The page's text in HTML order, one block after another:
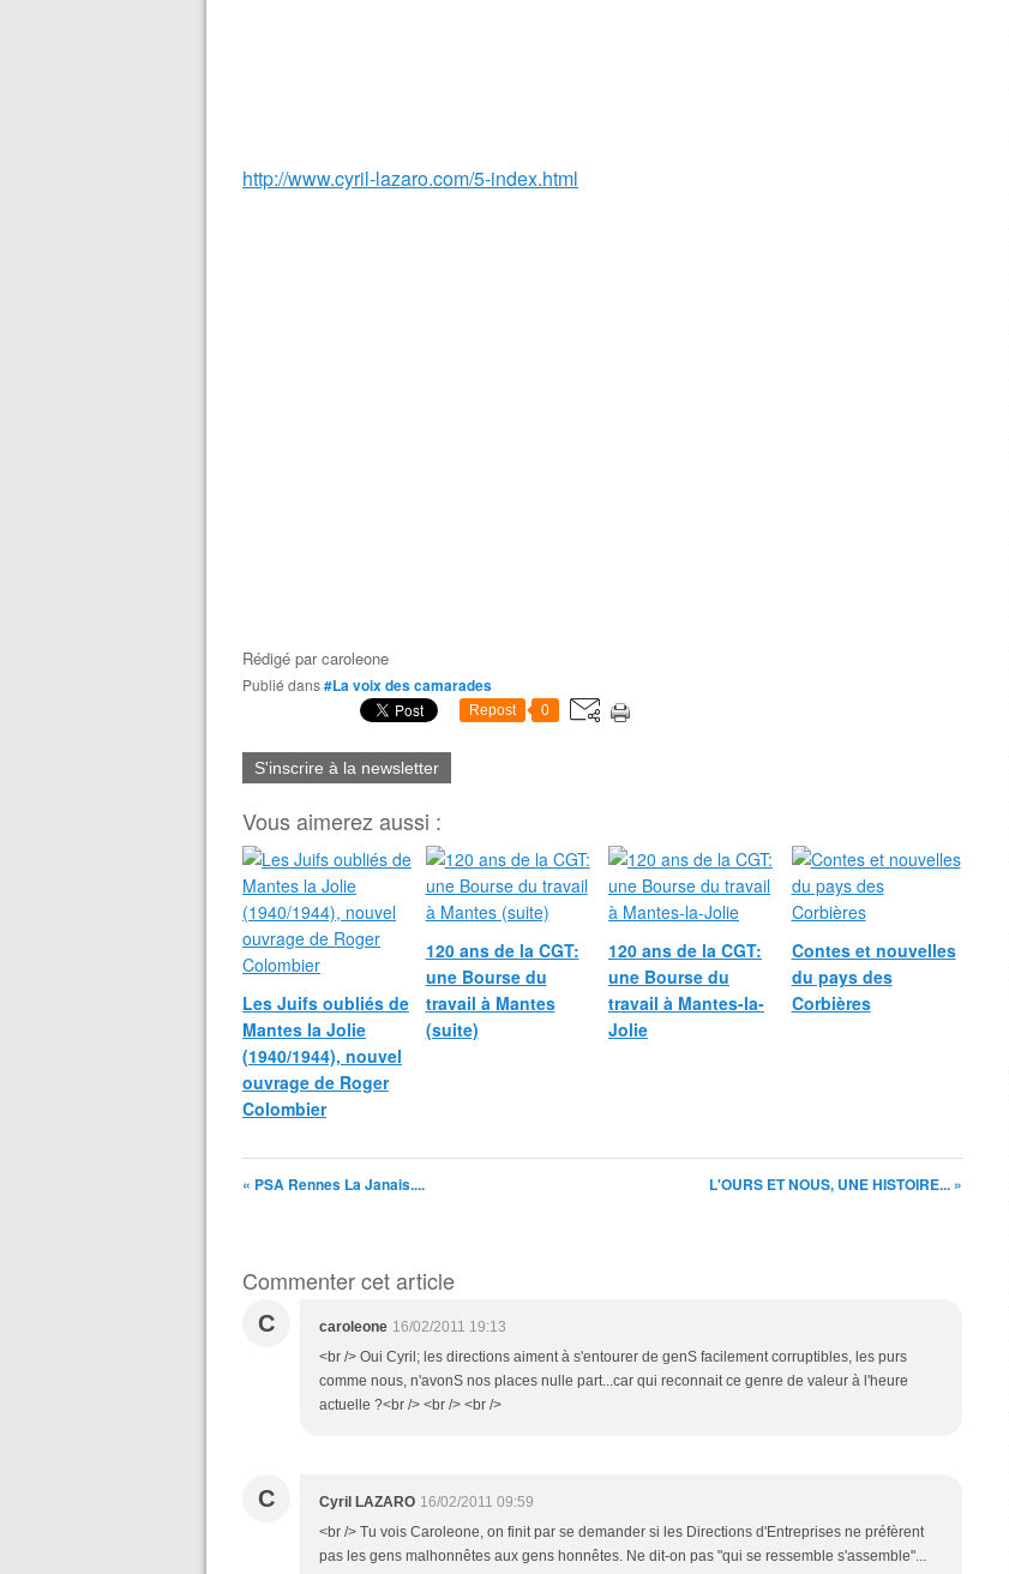
http://www.cyril-lazaro.com/5-index.html
Rédigé parcaroleone
Publié dans#La voix des camarades
Repost 0
S'inscrire à la newsletter
Vous aimerez aussi :
Les Juifs oubliés de
Mantes la Jolie
(1940/1944), nouvel
ouvrage de Roger
Colombier
120 ans de la CGT:
une Bourse du
travail à Mantes
(suite)
120 ans de la CGT:
une Bourse du
travail à Mantes-la-
Jolie
Contes et nouvelles
du pays des
Corbières
« PSA Rennes La Janais.... L'OURS ET NOUS, UNE HISTOIRE... »
Commenter cet article
C caroleone 16/02/2011 19:13
<br /> Oui Cyril; les directions aiment à s'entourer de genS facilement corruptibles, les purs
comme nous, n'avonS nos places nulle part...car qui reconnait ce genre de valeur à l'heure
actuelle ?<br /> <br /> <br />
C Cyril LAZARO 16/02/2011 09:59
<br /> Tu vois Caroleone, on finit par se demander si les Directions d'Entreprises ne préfèrent
pas les gens malhonnêtes aux gens honnêtes. Ne dit-on pas "qui se ressemble s'assemble"...